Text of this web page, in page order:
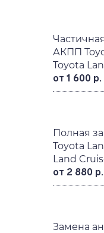
АКПП
Toyota
от 1 600 р.
Полная
Toyota
Land
от 2 880 р.
Замена